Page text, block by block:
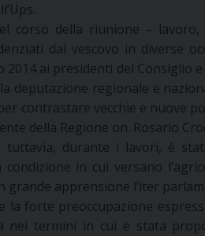
corso della riunione – lavoro,
dal vescovo in diverse
2014 ai presidenti del Consiglio
deputazione regionale e
contrastare vecchie e nuove
della Regione on. Rosario
durante i lavori, è
condizione in cui versano
apprensione l’iter
la forte preoccupazione
nei termini in cui è stata